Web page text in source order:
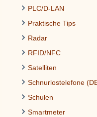
PLC/D-LAN
Praktische Tips
Radar
RFID/NFC
Satelliten
Schnurlostelefone
Schulen
Smartmeter